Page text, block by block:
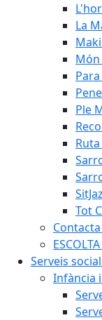
La
Món
Ple
Tot
Serveis
Infància